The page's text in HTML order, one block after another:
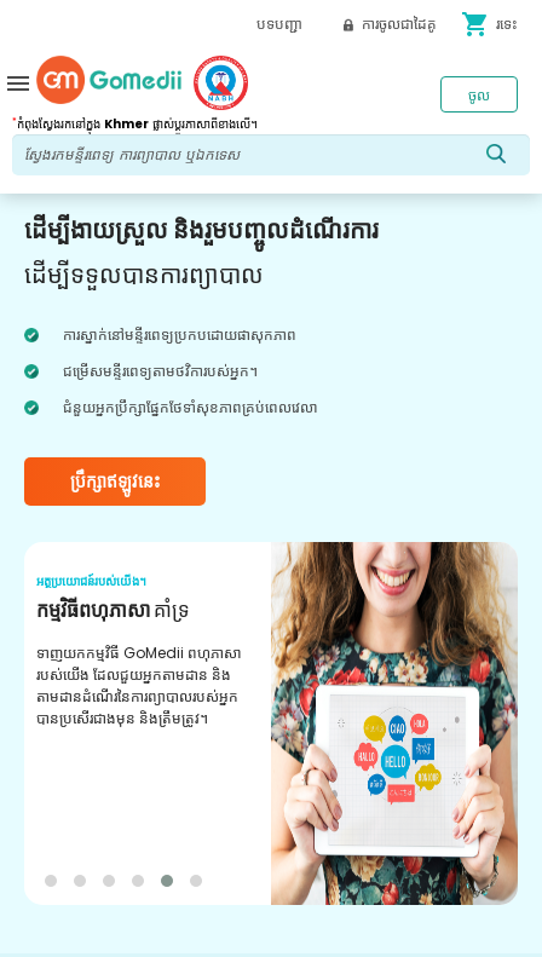
បទបញ្ជា ការចូលជាដៃគូ shopping_cart រទេះ
*កំពុងស្វែងរកនៅក្នុង Khmer ផ្លាស់ប្តូរភាសាពីខាងលើ។
ចូល
menu
ដើម្បីងាយស្រួល និងរួមបញ្ចូលដំណើរការ
ដើម្បីទទួលបានការព្យាបាល
ការស្នាក់នៅមន្ទីរពេទ្យប្រកបដោយផាសុកភាព
ជម្រើសមន្ទីរពេទ្យតាមថវិការបស់អ្នក។
ជំនួយអ្នកប្រឹក្សាផ្នែកថែទាំសុខភាពគ្រប់ពេលវេលា
ប្រឹក្សាឥឡូវនេះ
អត្ថប្រយោជន៍របស់យើង។
ឱសថទៀងទាត់ការបំពេញ
ឱសថដែលបានផ្ទៀងផ្ទាត់ឱសថសម្រាប់ការ
បំពេញតាមវេជ្ជបញ្ជារបស់អ្នក។ ទទួល​បាន​
ព័ត៌មាន​ថ្មីៗ​ជា​ប្រចាំ​អំពី​ការ​បំពេញ​និង​ការ​
បញ្ជា​ទិញ​ដ៏​ងាយ​ស្រួល​តាម​រយៈ​កម្មវិធី​របស់​